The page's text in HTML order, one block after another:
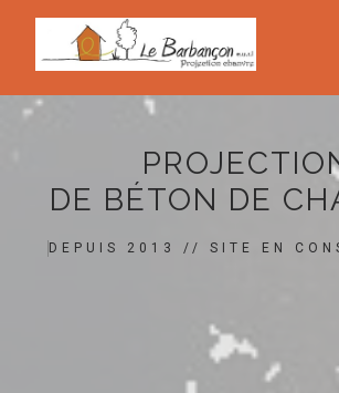
DE BÉTON DE
DEPUIS 2013 // SITE EN